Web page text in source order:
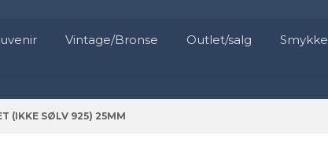
Vintage/Bronse Outlet/salg
(IKKE SØLV 925) 25MM